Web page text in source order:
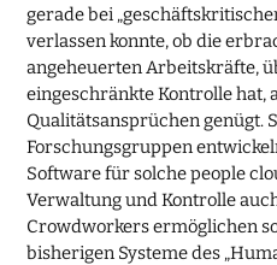
gerade bei
verlassen konnte, ob die
angeheuerten Arbeitskräfte,
eingeschränkte Kontrolle hat,
Qualitätsansprüchen genügt.
Forschungsgruppen
Software für solche people
Verwaltung und Kontrolle
Crowdworkers ermöglichen
bisherigen Systeme des